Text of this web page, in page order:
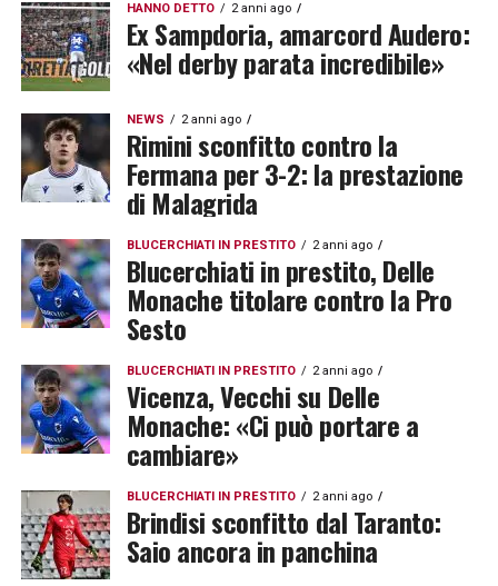
HANNO DETTO 2 anni ago
Ex Sampdoria, amarcord Audero:
«Nel derby parata incredibile»
NEWS 2 anni ago
Rimini sconfitto contro la
Fermana per 3-2: la prestazione
di Malagrida
BLUCERCHIATI IN PRESTITO 2 anni ago
Blucerchiati in prestito, Delle
Monache titolare contro la Pro
Sesto
BLUCERCHIATI IN PRESTITO 2 anni ago
Vicenza, Vecchi su Delle
Monache: «Ci può portare a
cambiare»
BLUCERCHIATI IN PRESTITO 2 anni ago
Brindisi sconfitto dal Taranto:
Saio ancora in panchina